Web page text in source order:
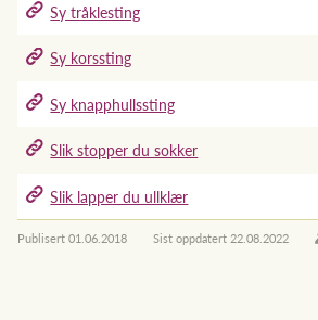
Sy tråklesting
Sy korssting
Sy knapphullssting
Slik stopper du sokker
Slik lapper du ullklær
Publisert01.06.2018 Sist oppdatert 22.08.2022